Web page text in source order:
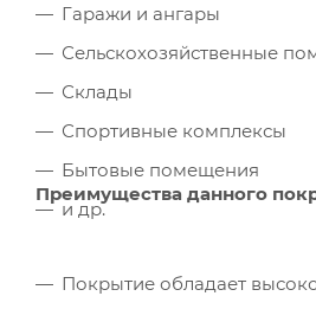
Гаражи и ангары
Сельскохозяйственные
Склады
Спортивные комплексы
Бытовые помещения
и др.
Преимущества данного
Покрытие обладает